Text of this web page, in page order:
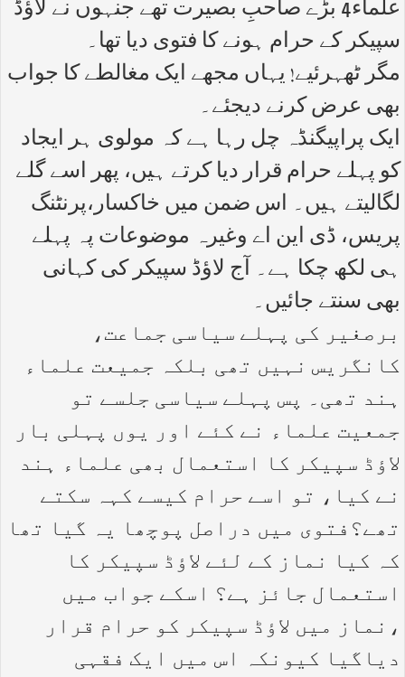
علماء4 بڑے صاحبِ بصیرت تھے جنہوں نے لاؤڈ
سپیکر کے حرام ہونے کا فتوی دیا تھا۔
مگر ٹھہرئیے! یہاں مجھے ایک مغالطے کا جواب
بھی عرض کرنے دیجئے۔
ایک پراپیگنڈہ چل رہا ہے کہ مولوی ہر ایجاد
کو پہلے حرام قرار دیا کرتے ہیں، پھر اسے گلے
لگالیتے ہیں۔ اس ضمن میں خاکسار،پرنٹنگ
پریس، ڈی این اے وغیرہ موضوعات پہ پہلے
ہی لکھ چکا ہے۔ آج لاؤڈ سپیکر کی کہانی
بھی سنتے جائیں۔
برصغیر کی پہلے سیاسی جماعت،
کانگریس نہیں تھی بلکہ جمیعت علماء
ہند تھی۔ پس پہلے سیاسی جلسے تو
جمعیت علماء نے کئے اور یوں پہلی بار
لاؤڈ سپیکر کا استعمال بھی علماء ہند
نے کیا، تو اسے حرام کیسے کہہ سکتے
تھے؟فتوی میں دراصل پوچھا یہ گیا تھا
کہ کیا نماز کے لئے لاؤڈ سپیکر کا
استعمال جائز ہے؟ اسکے جواب میں
،نماز میں لاؤڈ سپیکر کو حرام قرار
دیاگیا کیونکہ اس میں ایک فقہی